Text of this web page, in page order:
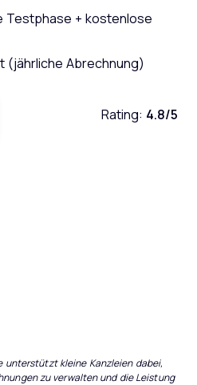
Testphase + kostenlose
(jährliche Abrechnung)
Rating: 4.8/5
unterstützt kleine Kanzleien dabei,
zu verwalten und die Leistung